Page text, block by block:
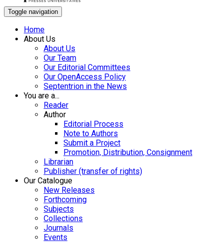
Toggle navigation
Home
About Us
About Us
Our Team
Our Editorial Committees
Our OpenAccess Policy
Septentrion in the News
You are a...
Reader
Author
Editorial Process
Note to Authors
Submit a Project
Promotion, Distribution, Consignment
Librarian
Publisher (transfer of rights)
Our Catalogue
New Releases
Forthcoming
Subjects
Collections
Journals
Events